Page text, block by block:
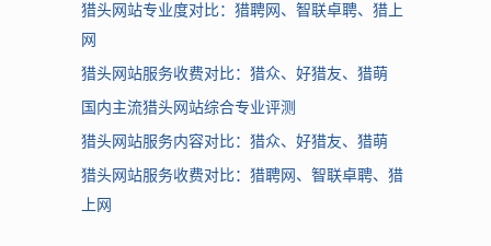
猎头网站专业度对比：猎聘网、智联卓聘、猎上
网
猎头网站服务收费对比：猎众、好猎友、猎萌
国内主流猎头网站综合专业评测
猎头网站服务内容对比：猎众、好猎友、猎萌
猎头网站服务收费对比：猎聘网、智联卓聘、猎
上网